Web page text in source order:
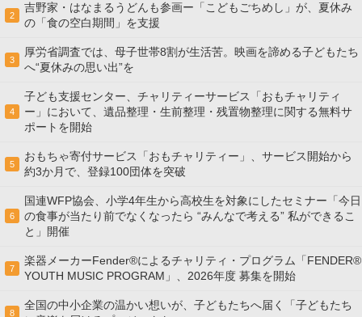
2
吉野家・はなまるうどんも参画ー「こどもごちめし」が、夏休み
の「食の空白期間」を支援
3
厚労省調査では、母子世帯8割が生活苦。映画を諦める子どもたち
へ“夏休みの思い出”を
4
子ども支援センター、チャリティーサービス「おもチャリティ
ー」において、遺品整理・生前整理・残置物整理に関する無料サ
ポートを開始
5
おもちゃ寄付サービス「おもチャリティー」、サービス開始から
約3か月で、登録100団体を突破
6
国連WFP協会、小学4年生から高校生を対象にしたセミナー「今日
の食事が当たり前でなくなったら “みんなで考える” 私ができるこ
と」開催
7
楽器メーカーFender®によるチャリティ・プログラム「FENDER®︎
YOUTH MUSIC PROGRAM」、2026年度 募集を開始
8
全国の中小企業の温かい想いが、子どもたちへ届く「子どもたち